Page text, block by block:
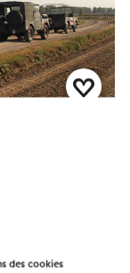
des cookies